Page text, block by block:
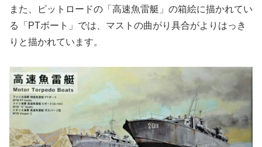
また、ピットロードの「高速魚雷艇」の箱絵に描かれてい
る「PTボート」では、マストの曲がり具合がよりはっき
りと描かれています。